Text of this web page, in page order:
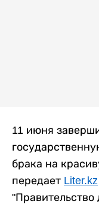
11 июня
брака на
передает Liter.kz